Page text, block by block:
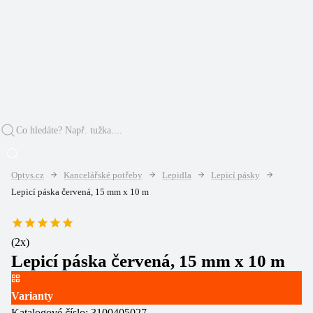
Optys.cz Kancelářské potřeby Lepidla
Lepicí pásky
Lepicí páska červená, 15 mm x 10 m
(2x)
Lepicí páska červená, 15 mm x 10 m
Varianty